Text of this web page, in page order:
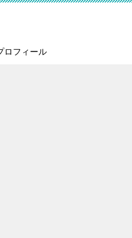
ロフィール